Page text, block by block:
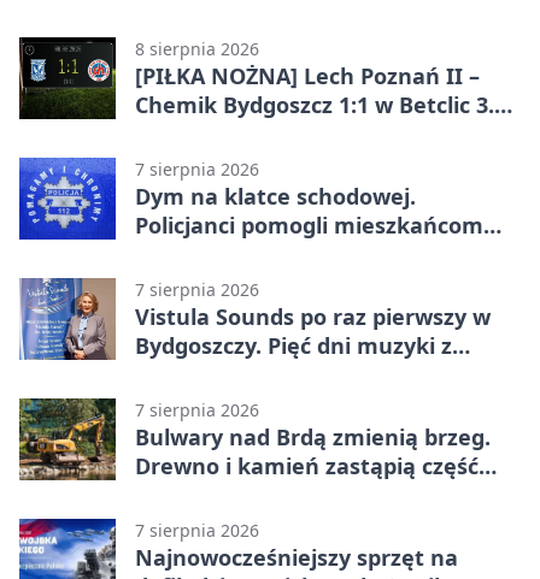
8 sierpnia 2026
[PIŁKA NOŻNA] Lech Poznań II –
Chemik Bydgoszcz 1:1 w Betclic 3.
Bydgoszczanie wywieźli punkt z
Wronek
7 sierpnia 2026
Dym na klatce schodowej.
Policjanci pomogli mieszkańcom
7 sierpnia 2026
Vistula Sounds po raz pierwszy w
Bydgoszczy. Pięć dni muzyki z
7 sierpnia 2026
Bulwary nad Brdą zmienią brzeg.
Drewno i kamień zastąpią część
7 sierpnia 2026
Najnowocześniejszy sprzęt na